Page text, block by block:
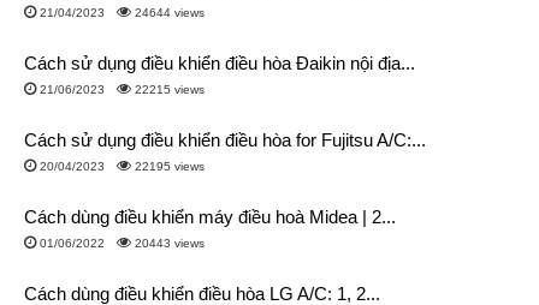
21/04/2023 24644 views
Cách sử dụng điều khiển điều hòa Đaikin nội địa...
21/06/2023 22215 views
Cách sử dụng điều khiển điều hòa for Fujitsu A/C:...
20/04/2023 22195 views
Cách dùng điều khiển máy điều hoà Midea | 2...
01/06/2022 20443 views
Cách dùng điều khiển điều hòa LG A/C: 1, 2...